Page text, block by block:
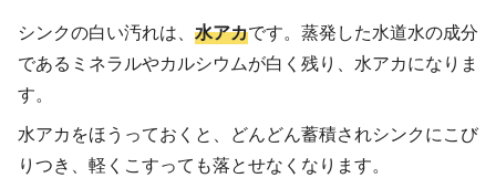
シンクの白い汚れは、 水アカです。蒸発した水道水の成分
であるミネラルやカルシウムが白く残り、水アカになりま
す。
水アカをほうっておくと、どんどん蓄積されシンクにこび
りつき、軽くこすっても落とせなくなります。